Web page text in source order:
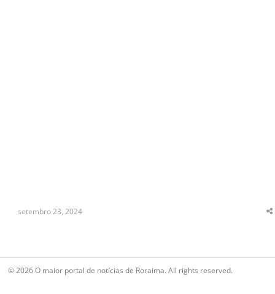
setembro 23, 2024
© 2026 O maior portal de notícias de Roraima. All rights reserved.